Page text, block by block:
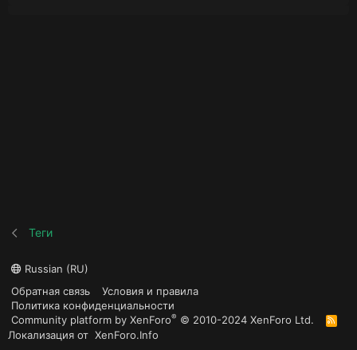
Теги
Russian (RU)
Обратная связь
Условия и правила
Политика конфиденциальности
Community platform by XenForo® © 2010-2024 XenForo Ltd.
R
S
Локализация от XenForo.Info